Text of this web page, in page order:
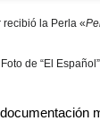
recibió la Perla «
de “El Español”